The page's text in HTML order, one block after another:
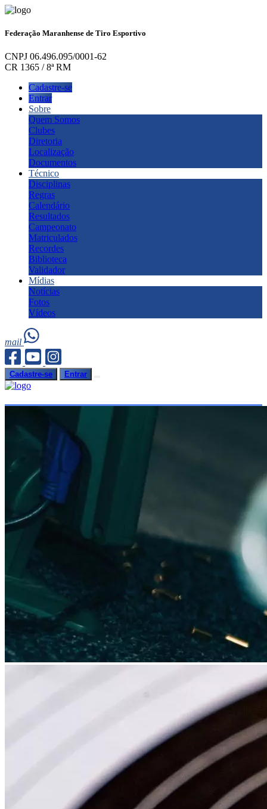
Federação Maranhense de Tiro Esportivo
CNPJ 06.496.095/0001-62
CR 1365 / 8ª RM
Cadastre-se
Entrar
Sobre
Quem Somos
Clubes
Diretoria
Localização
Documentos
Técnico
Disciplinas
Regras
Calendário
Resultados
Campeonato
Matriculados
Recordes
Biblioteca
Validador
Mídias
Notícias
Fotos
Vídeos
mail
Cadastre-se Entrar